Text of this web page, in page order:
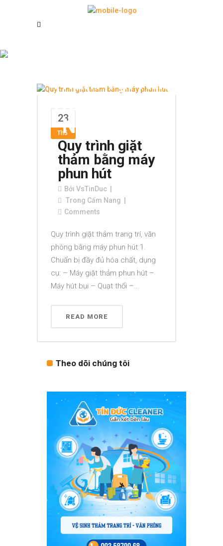
Thảm Tại Nha
Nghiệp Tag
23
Th5
Quy trình giặt
thảm bằng máy
phun hút
Bởi VsTinDuc
Trong Cẩm Nang
Comments
Quy trình giặt thảm trang trí, văn
phòng bằng máy phun hút 1.
Chuẩn bị đầy đủ hóa chất, dụng
cụ: – Máy giặt thảm phun hút –
Máy hút bụi – Quạt thổi –...
READ MORE
Theo dõi chúng tôi